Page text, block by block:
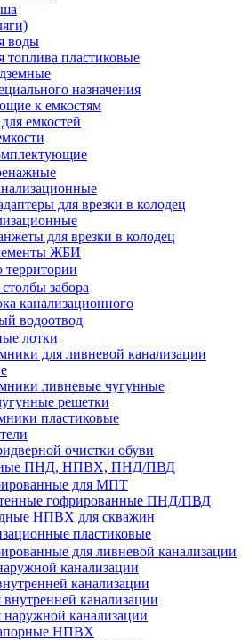
воды
топлива пластиковые
назначения
к емкостям
емкостей
для врезки в колодец
для врезки в колодец
ЖБИ
территории
забора
канализационного
водоотвод
лотки
для ливневой канализации
ливневые чугунные
решетки
пластиковые
очистки обуви
ПНД, НПВХ, ПНД/ПВД
для МПТ
гофрированные ПНД/ПВД
НПВХ для скважин
пластиковые
для ливневой канализации
канализации
канализации
канализации
канализации
НПВХ